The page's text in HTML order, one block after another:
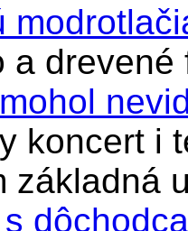
a drevené
koncert i
základná